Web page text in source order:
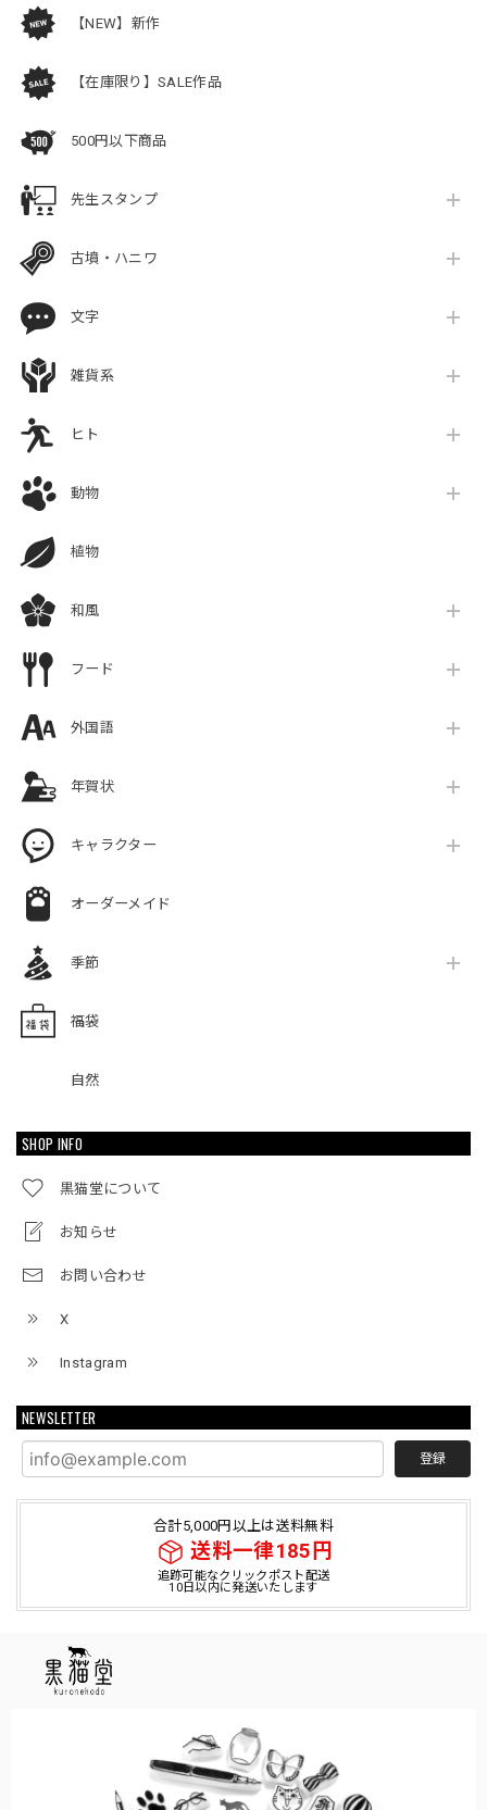
【NEW】新作
【在庫限り】SALE作品
500円以下商品
先生スタンプ
古墳・ハニワ
文字
雑貨系
ヒト
動物
植物
和風
フード
外国語
年賀状
キャラクター
オーダーメイド
季節
福袋
自然
SHOP INFO
黒猫堂について
お知らせ
お問い合わせ
X
Instagram
NEWSLETTER
登録
合計5,000円以上は送料無料
送料一律185円
追跡可能なクリックポスト配送
10日以内に発送いたします